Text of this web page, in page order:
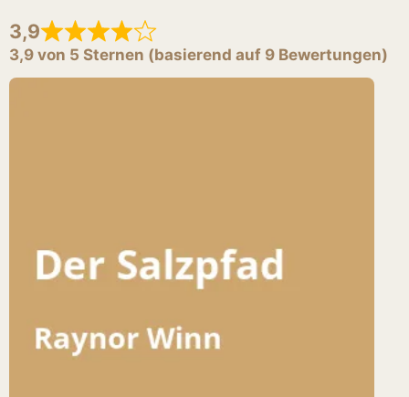
3,9
3,9 von 5 Sternen (basierend auf 9 Bewertungen)